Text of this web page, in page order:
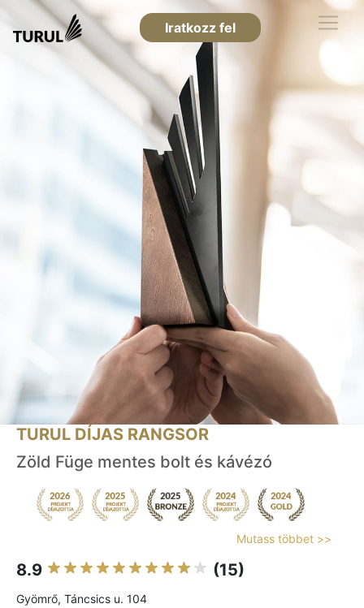
Iratkozz fel
TURUL DÍJAS RANGSOR
Zöld Füge mentes bolt és kávézó
Mutass többet >>
8.9 (15)
Gyömrő, Táncsics u. 104